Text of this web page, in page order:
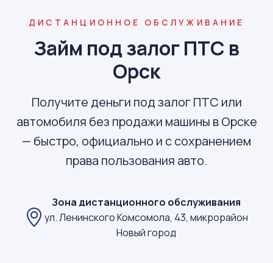
ДИСТАНЦИОННОЕ ОБСЛУЖИВАНИЕ
Займ под залог ПТС в
Орск
Получите деньги под залог ПТС или
автомобиля без продажи машины в Орске
— быстро, официально и с сохранением
права пользования авто.
Зона дистанционного обслуживания
ул. Ленинского Комсомола, 43, микрорайон
Новый город